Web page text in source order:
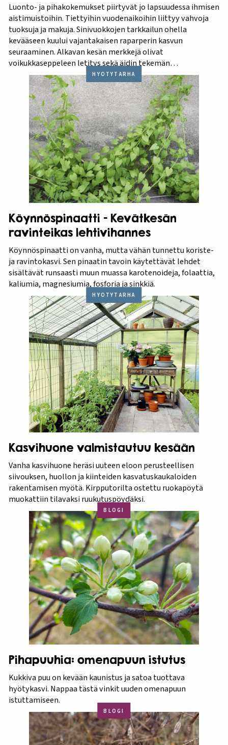
Luonto- ja pihakokemukset piirtyvät jo lapsuudessa ihmisen
aistimuistoihin. Tiettyihin vuodenaikoihin liittyy vahvoja
tuoksuja ja makuja. Sinivuokkojen tarkkailun ohella
kevääseen kuului vajantakaisen raparperin kasvun
seuraaminen. Alkavan kesän merkkejä olivat
voikukkaseppeleen letitys sekä äidin tekemän
raparperikiisselin maistelu.HYÖTYTARHA
Köynnöspinaatti – Kevätkesän
ravinteikas lehtivihannes
Köynnöspinaatti on vanha, mutta vähän tunnettu koriste-
ja ravintokasvi. Sen pinaatin tavoin käytettävät lehdet
sisältävät runsaasti muun muassa karotenoideja, folaattia,
kaliumia, magnesiumia, fosforia ja sinkkiä.
HYÖTYTARHA
Kasvihuone valmistautuu kesään
Vanha kasvihuone heräsi uuteen eloon perusteellisen
siivouksen, huollon ja kiinteiden kasvatuskaukaloiden
rakentamisen myötä. Kirpputorilta ostettu ruokapöytä
muokattiin tilavaksi ruukutuspöydäksi.
BLOGI
Pihapuuhia: omenapuun istutus
Kukkiva puu on kevään kaunistus ja satoa tuottava
hyötykasvi. Nappaa tästä vinkit uuden omenapuun
istuttamiseen.
BLOGI